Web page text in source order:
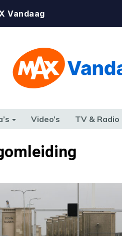
Vandaag
Video’s TV & Radio